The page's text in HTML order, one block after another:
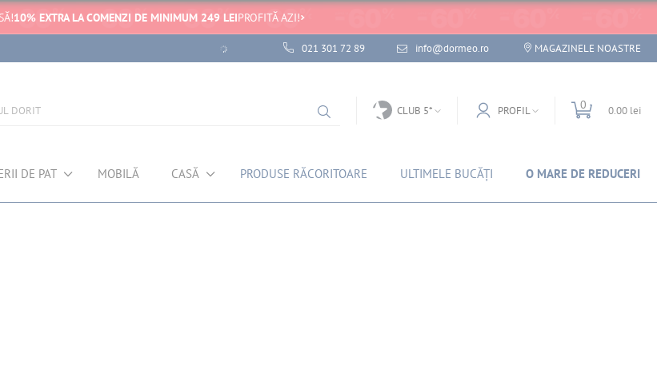
10% EXTRA LA COMENZI DE MINIMUM 249 LEIPROFITĂ AZI!
021 301 72 89 info@dormeo.ro MAGAZINELE NOASTRE
CLUB 5* PROFIL 0 0.00 lei
DE PAT MOBILĂ CASĂ PRODUSE RĂCORITOARE ULTIMELE BUCĂȚI O MARE DE REDUCERI